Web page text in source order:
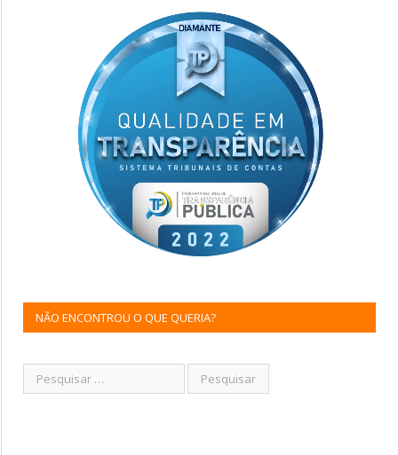
NÃO ENCONTROU O QUE QUERIA?